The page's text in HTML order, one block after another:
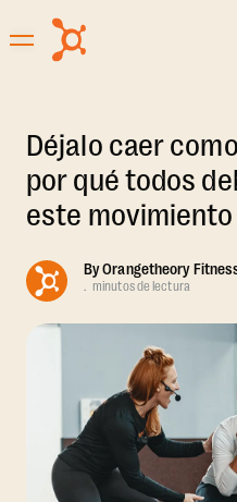
Déjalo caer
por qué todos
este
ByOrangetheory
. minutos de lectura